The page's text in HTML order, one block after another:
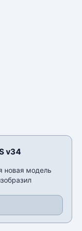
v34
новая модель